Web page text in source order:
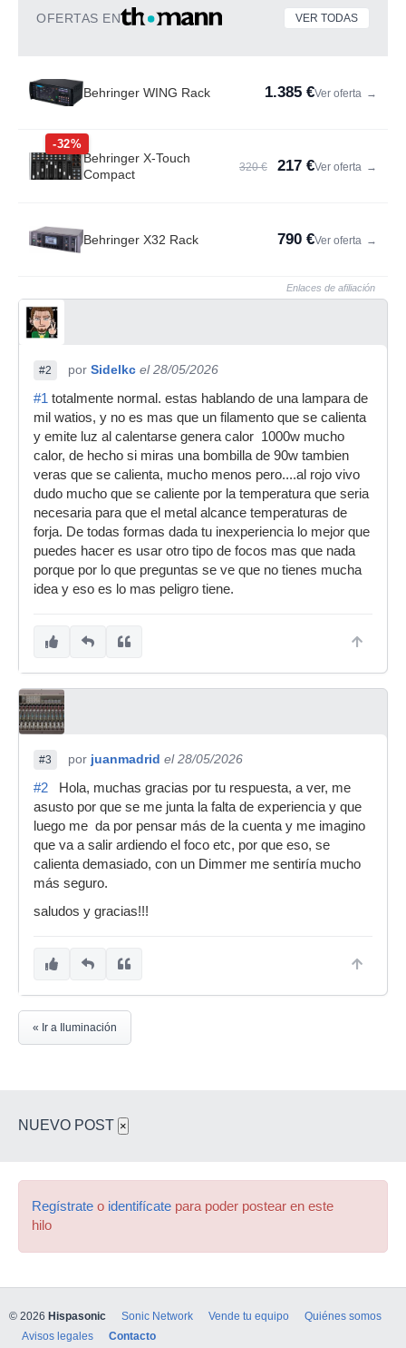
OFERTAS EN VER TODAS
Behringer WING Rack 1.385 €Ver oferta →
-32%
Behringer X-Touch
Compact
320 € 217 €Ver oferta →
Behringer X32 Rack 790 €Ver oferta →
Enlaces de afiliación
#2 por Sidelkc el 28/05/2026
#1 totalmente normal. estas hablando de una lampara de
mil watios, y no es mas que un filamento que se calienta
y emite luz al calentarse genera calor 1000w mucho
calor, de hecho si miras una bombilla de 90w tambien
veras que se calienta, mucho menos pero....al rojo vivo
dudo mucho que se caliente por la temperatura que seria
necesaria para que el metal alcance temperaturas de
forja. De todas formas dada tu inexperiencia lo mejor que
puedes hacer es usar otro tipo de focos mas que nada
porque por lo que preguntas se ve que no tienes mucha
idea y eso es lo mas peligro tiene.
#3 por juanmadrid el 28/05/2026
#2 Hola, muchas gracias por tu respuesta, a ver, me
asusto por que se me junta la falta de experiencia y que
luego me da por pensar más de la cuenta y me imagino
que va a salir ardiendo el foco etc, por que eso, se
calienta demasiado, con un Dimmer me sentiría mucho
más seguro.
saludos y gracias!!!
« Ir a Iluminación
NUEVO POST ×
Regístrate o identifícate para poder postear en este
hilo
© 2026 Hispasonic Sonic Network Vende tu equipo
Quiénes somos
Avisos legales
Contacto